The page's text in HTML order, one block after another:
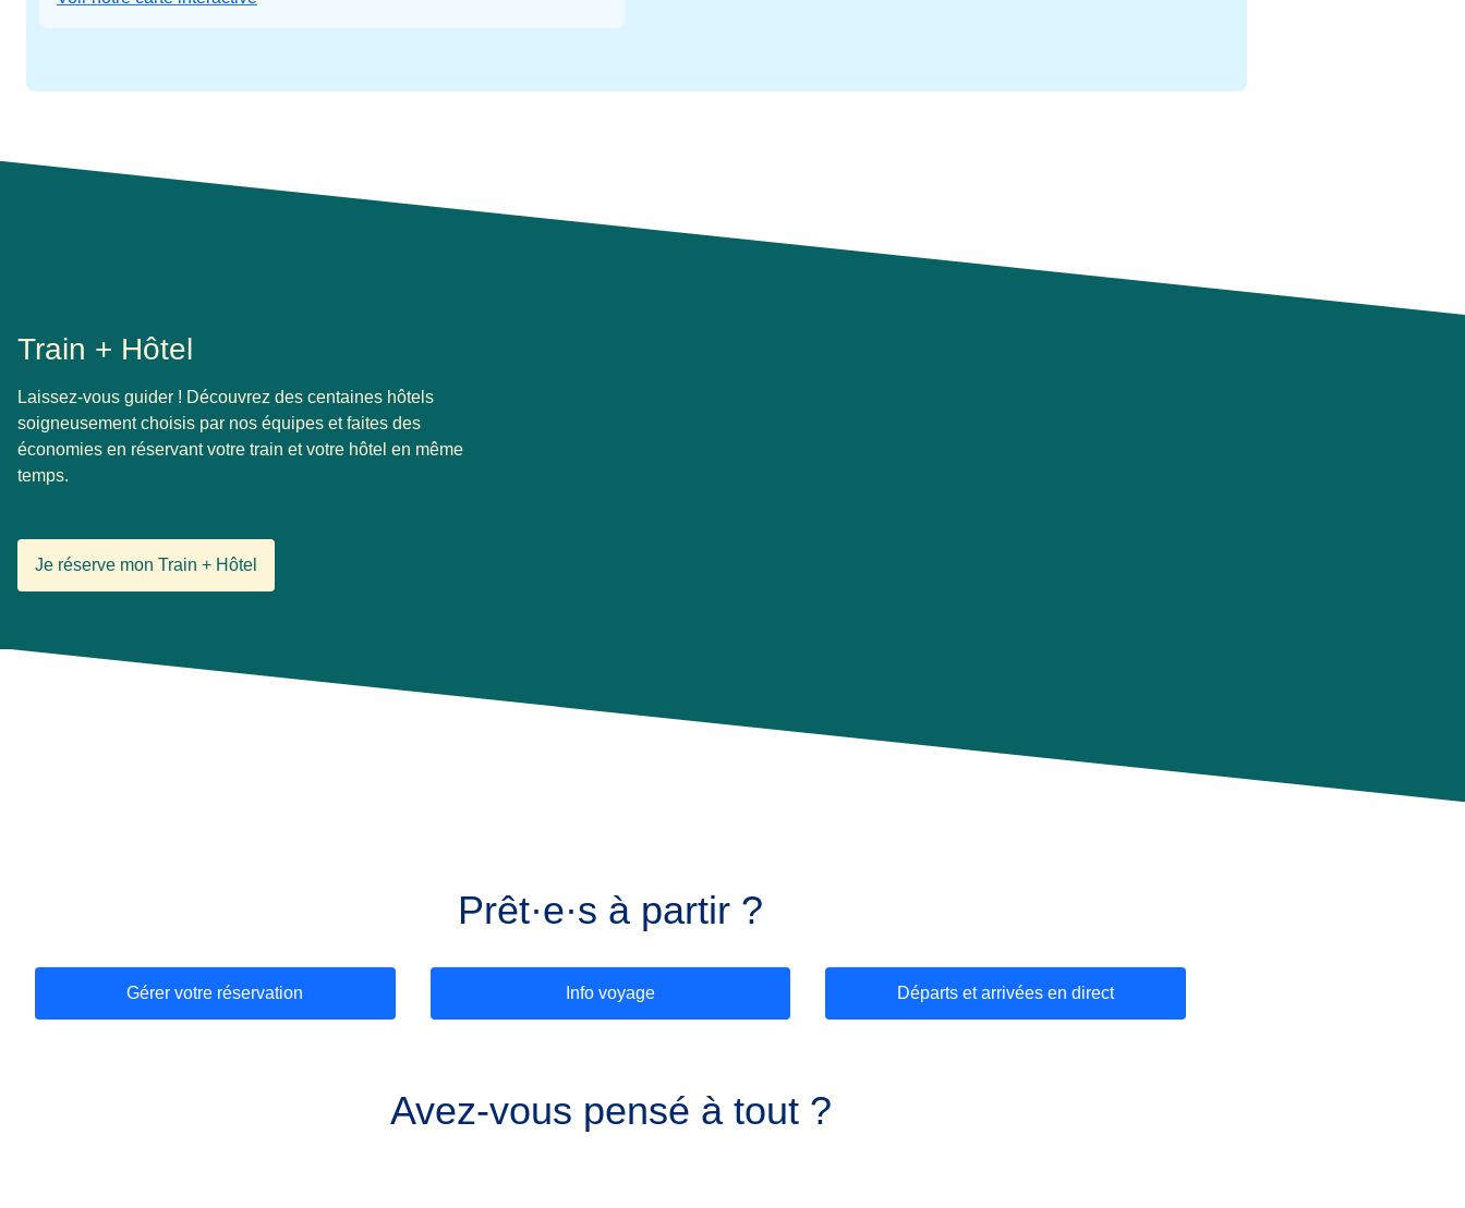
Train + Hôtel
Laissez-vous guider ! Découvrez des centaines hôtels
soigneusement choisis par nos équipes et faites des
économies en réservant votre train et votre hôtel en même
temps.
Je réserve mon Train + Hôtel
Prêt·e·s à partir ?
Gérer votre réservation Info voyage Départs et arrivées en direct
Avez-vous pensé à tout ?